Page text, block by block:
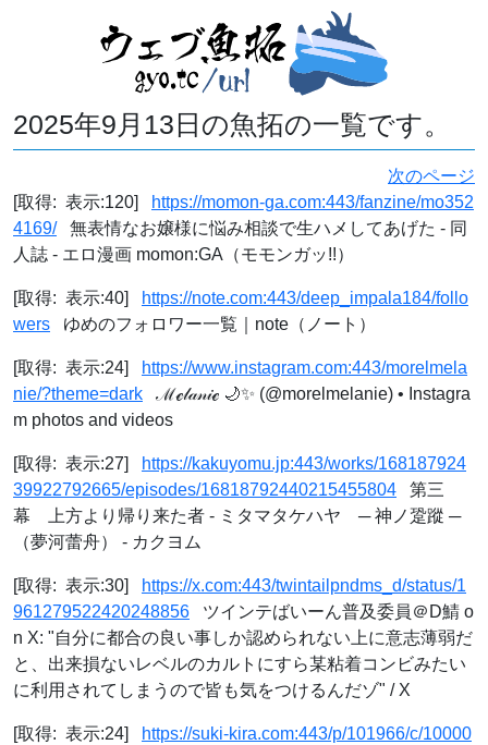
2025年9月13日の魚拓の一覧です。
次のページ
[取得: 表示:120]
https://momon-ga.com:443/fanzine/mo352
4169/無表情なお嬢様に悩み相談で生ハメしてあげた - 同
人誌 - エロ漫画 momon:GA（モモンガッ!!）
[取得: 表示:40]
https://note.com:443/deep_impala184/follo
wers ゆめのフォロワー一覧｜note（ノート）
[取得: 表示:24]
https://www.instagram.com:443/morelmela
nie/?theme=dark ℳℯ𝓁𝒶𝓃𝒾ℯ 🌙✨ (@morelmelanie) • Instagra
m photos and videos
[取得: 表示:27]
https://kakuyomu.jp:443/works/168187924
39922792665/episodes/16818792440215455804 第三
幕 上方より帰り来た者 - ミタマタケハヤ ─ 神ノ跫蹤 ─
（夢河蕾舟） - カクヨム
[取得: 表示:30]
https://x.com:443/twintailpndms_d/status/1
961279522420248856 ツインテばいーん普及委員＠D鯖 o
n X: "自分に都合の良い事しか認められない上に意志薄弱だ
と、出来損ないレベルのカルトにすら某粘着コンビみたい
に利用されてしまうので皆も気をつけるんだゾ" / X
[取得: 表示:24]
https://suki-kira.com:443/p/101966/c/10000